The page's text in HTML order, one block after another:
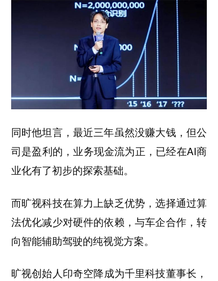
同时他坦言，最近三年虽然没赚大钱，但公
司是盈利的，业务现金流为正，已经在AI商
业化有了初步的探索基础。
而旷视科技在算力上缺乏优势，选择通过算
法优化减少对硬件的依赖，与车企合作，转
向智能辅助驾驶的纯视觉方案。
旷视创始人印奇空降成为千里科技董事长，